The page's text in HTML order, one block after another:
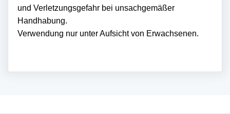
und Verletzungsgefahr bei unsachgemäßer
Handhabung.
Verwendung nur unter Aufsicht von Erwachsenen.